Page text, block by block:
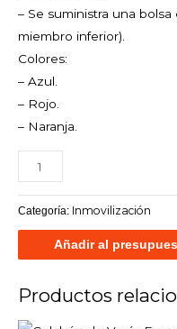
– Se suministra una
miembro inferior).
Colores:
– Azul.
– Rojo.
– Naranja.
Categoría: Inmovilización
Añadir al
Productos